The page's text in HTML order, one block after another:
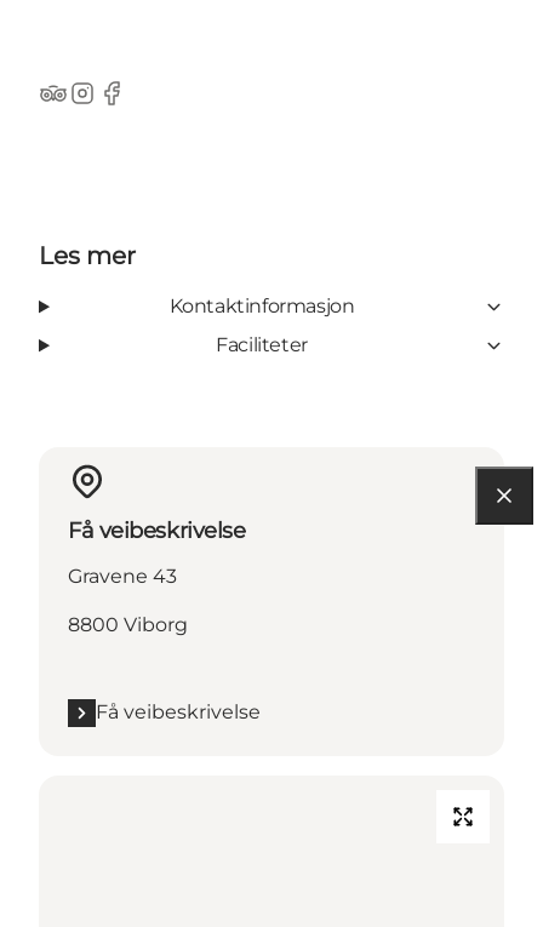
TripAdvisor
Instagram
Facebook
Les mer
Kontaktinformasjon
Faciliteter
Få veibeskrivelse
Gravene 43
8800 Viborg
Få veibeskrivelse